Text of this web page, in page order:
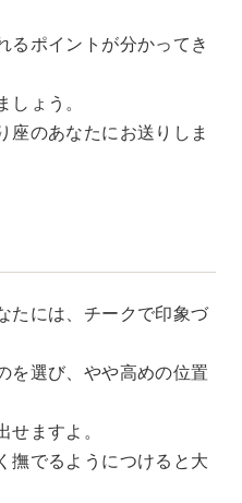
るポイントが分かってき
ょう。
座のあなたにお送りしま
たには、チークで印象づ
を選び、やや高めの位置
ますよ。
撫でるようにつけると大